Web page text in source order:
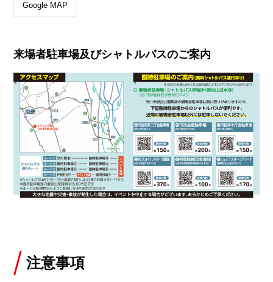
Google MAP
来場者駐車場及びシャトルバスのご案内
注意事項